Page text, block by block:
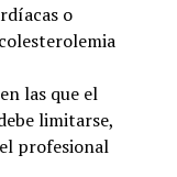
o
las que el
limitarse,
profesional